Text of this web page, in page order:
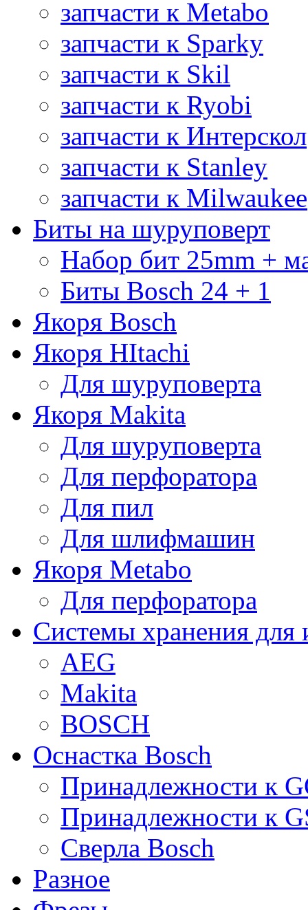
запчасти к Metabo
запчасти к Sparky
запчасти к Skil
запчасти к Ryobi
запчасти к Интерскол
запчасти к Stanley
запчасти к Milwaukee
Биты на шуруповерт
Набор бит 25mm +
Биты Bosch 24 + 1
Якоря Bosch
Якоря HItachi
Для шуруповерта
Якоря Makita
Для шуруповерта
Для перфоратора
Для пил
Для шлифмашин
Якоря Metabo
Для перфоратора
Системы хранения для
AEG
Makita
BOSCH
Оснастка Bosch
Принадлежности к
Принадлежности к
Сверла Bosch
Разное